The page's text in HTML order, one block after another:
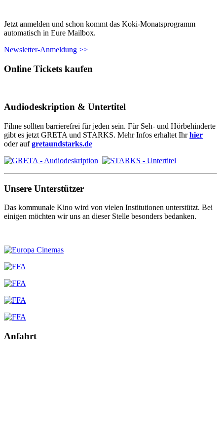
Jetzt anmelden und schon kommt das Koki-Monatsprogramm
automatisch in Eure Mailbox.
Newsletter-Anmeldung >>
Online Tickets kaufen
Audiodeskription & Untertitel
Filme sollten barrierefrei für jeden sein. Für Seh- und Hörbehinderte
gibt es jetzt GRETA und STARKS. Mehr Infos erhaltet Ihrhier
oder aufgretaundstarks.de
Unsere Unterstützer
Das kommunale Kino wird von vielen Institutionen unterstützt. Bei
einigen möchten wir uns an dieser Stelle besonders bedanken.
Anfahrt